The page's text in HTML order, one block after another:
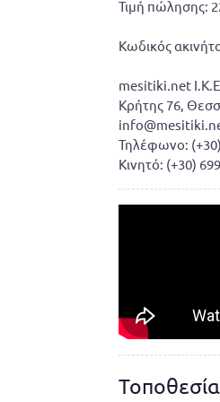
Τιμή πώλησης:
Κωδικός
mesitiki.net
Κρήτης 76,
Τηλέφωνο:
Κινητό: (+30)
Τοποθεσία